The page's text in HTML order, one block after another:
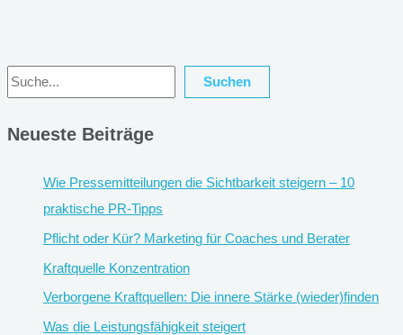
Suchen Suchen
Neueste Beiträge
Wie Pressemitteilungen die Sichtbarkeit steigern – 10
praktische PR-Tipps
Pflicht oder Kür? Marketing für Coaches und Berater
Kraftquelle Konzentration
Verborgene Kraftquellen: Die innere Stärke (wieder)finden
Was die Leistungsfähigkeit steigert